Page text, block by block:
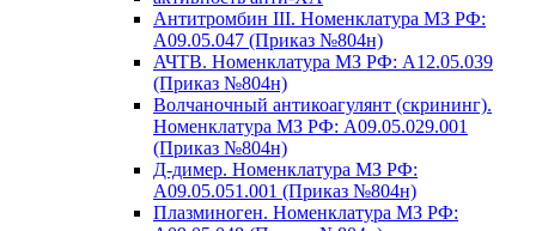
Антитромбин III. Номенклатура МЗ РФ:
A09.05.047 (Приказ №804н)
АЧТВ. Номенклатура МЗ РФ: A12.05.039
(Приказ №804н)
Волчаночный антикоагулянт (скрининг).
Номенклатура МЗ РФ: A09.05.029.001
(Приказ №804н)
Д-димер. Номенклатура МЗ РФ:
A09.05.051.001 (Приказ №804н)
Плазминоген. Номенклатура МЗ РФ: